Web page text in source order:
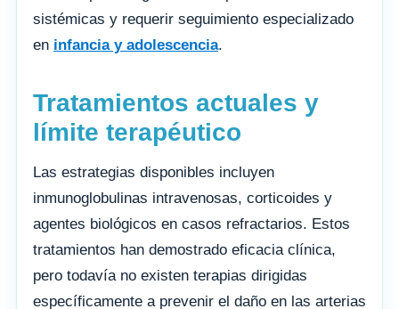
sistémicas y requerir seguimiento especializado
en infancia y adolescencia.
Tratamientos actuales y
límite terapéutico
Las estrategias disponibles incluyen
inmunoglobulinas intravenosas, corticoides y
agentes biológicos en casos refractarios. Estos
tratamientos han demostrado eficacia clínica,
pero todavía no existen terapias dirigidas
específicamente a prevenir el daño en las arterias